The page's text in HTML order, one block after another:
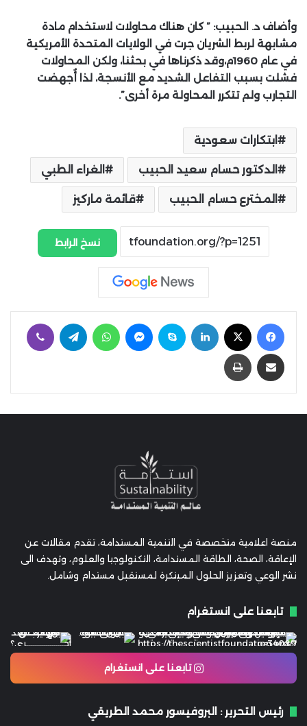
وأضاف د. الحبيب: ”كان هناك محاولات لاستخدام مادة
مشابهة لربط الشريان جرت في الولايات المتحدة الأمريكية
في عام 1960م،وقد ذكرناها في بحثنا، ولكن المحاولات
فشلت بسبب التفاعل الشديد مع الأنسجة، لذا أُجهضت
التجارب ولم تتكرر المحاولة مرة أخرى”.
ابتكارات سعودية
الدكتور حسام سعيد الحبيب الغراء الطبي
المخترع حسام الحبيب قائمة ماركيز
نسخ الرابط
فيسبوك لينكدإن سكايب ماسنجر واتساب تيلقرام
مشاركة عبر البريد طباعة
منصة اعلامية متخصصة في التنمية المستدامة، تقدم مقالات عن
الإعاقة، الصحة، الطاقة المستدامة، التكنولوجيا والعلوم، وتهدف الى
نشر الوعي وتعزيز الحلول المبتكرة لمستقبل مستدام وشامل.
تابعنا على انستغرام
تابعنا على انستغرام
رئيس التحرير : البروفيسور محمد الطريقي